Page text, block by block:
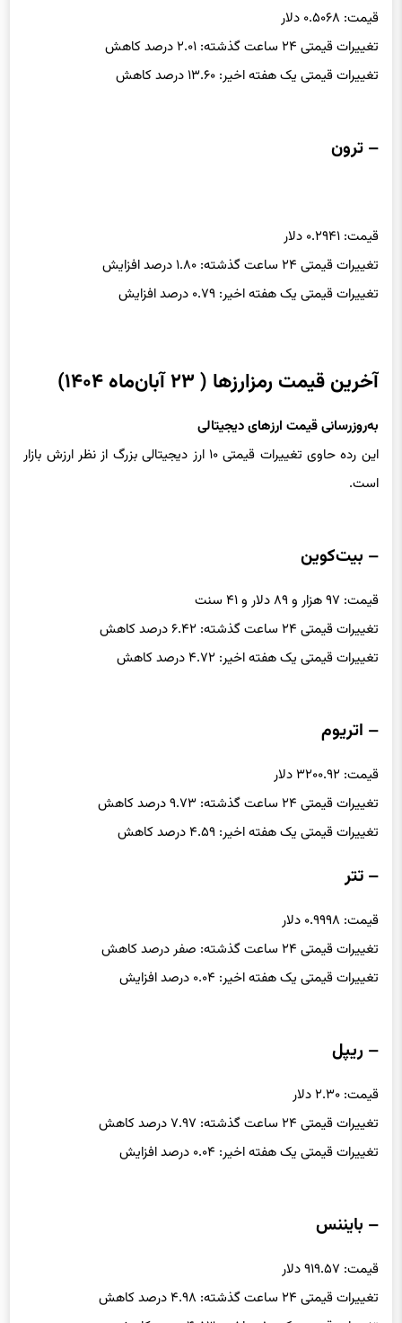
قیمت: ۰.۵۰۶۸ دلار
تغییرات قیمتی ۲۴ ساعت گذشته: ۲.۰۱ درصد کاهش
تغییرات قیمتی یک هفته اخیر: ۱۳.۶۰ درصد کاهش
– ترون
قیمت: ۰.۲۹۴۱ دلار
تغییرات قیمتی ۲۴ ساعت گذشته: ۱.۸۰ درصد افزایش
تغییرات قیمتی یک هفته اخیر: ۰.۷۹ درصد افزایش
آخرین قیمت رمزارزها ( ۲۳ آبان‌ماه ۱۴۰۴)
به‌روزرسانی قیمت ارزهای دیجیتالی
این رده حاوی تغییرات قیمتی ۱۰ ارز دیجیتالی بزرگ از نظر ارزش بازار
است.
– بیت‌کوین
قیمت: ۹۷ هزار و ۸۹ دلار و ۴۱ سنت
تغییرات قیمتی ۲۴ ساعت گذشته: ۶.۴۲ درصد کاهش
تغییرات قیمتی یک هفته اخیر: ۴.۷۲ درصد کاهش
– اتریوم
قیمت: ۳۲۰۰.۹۲ دلار
تغییرات قیمتی ۲۴ ساعت گذشته: ۹.۷۳ درصد کاهش
تغییرات قیمتی یک هفته اخیر: ۴.۵۹ درصد کاهش
– تتر
قیمت: ۰.۹۹۹۸ دلار
تغییرات قیمتی ۲۴ ساعت گذشته: صفر درصد کاهش
تغییرات قیمتی یک هفته اخیر: ۰.۰۴ درصد افزایش
– ریپل
قیمت: ۲.۳۰ دلار
تغییرات قیمتی ۲۴ ساعت گذشته: ۷.۹۷ درصد کاهش
تغییرات قیمتی یک هفته اخیر: ۰.۰۴ درصد افزایش
– بایننس
قیمت: ۹۱۹.۵۷ دلار
تغییرات قیمتی ۲۴ ساعت گذشته: ۴.۹۸ درصد کاهش